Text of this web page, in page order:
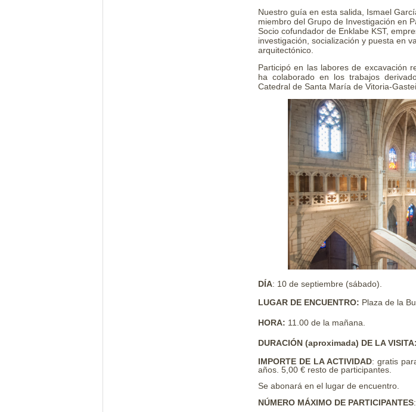
Nuestro guía en esta salida, Ismael
miembro del Grupo de Investigación en
Socio cofundador de Enklabe KST,
investigación, socialización y puesta en
arquitectónico.
Participó en las labores de excavación
ha colaborado en los trabajos
Catedral de Santa María de Vitoria-
DÍA: 10 de septiembre (sábado).
LUGAR DE ENCUENTRO: Plaza de la
HORA: 11.00 de la mañana.
DURACIÓN (aproximada) DE LA VISITA:
IMPORTE DE LA ACTIVIDAD: gratis
años. 5,00 € resto de participantes.
Se abonará en el lugar de encuentro.
NÚMERO MÁXIMO DE PARTICIPANTES